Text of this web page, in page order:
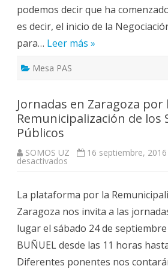
podemos decir que ha
es decir, el inicio de la
para… Leer más »
Mesa PAS
Jornadas en Zaragoza por
Remunicipalización de los
Públicos
SOMOS UZ 16 septiembre, 2016
desactivados
por
la
Remunicipalización
de
los
Servicios
Públicos
La plataforma por la
Zaragoza nos invita a las
lugar el sábado 24 de septiembre
BUÑUEL desde las 11 horas
Diferentes ponentes nos